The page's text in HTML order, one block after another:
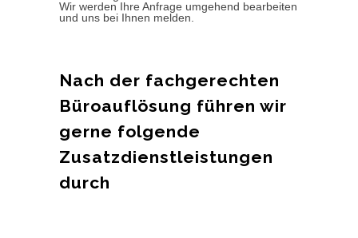
Wir werden Ihre Anfrage umgehend bearbeiten
und uns bei Ihnen melden.
Nach der fachgerechten
Büroauflösung führen wir
gerne folgende
Zusatzdienstleistungen
durch